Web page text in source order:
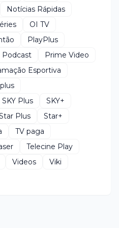
Notícias Rápidas
OI TV
PlayPlus
Podcast
Prime Video
Esportiva
SKY Plus
SKY+
Plus
Star+
TV paga
Telecine Play
Videos
Viki